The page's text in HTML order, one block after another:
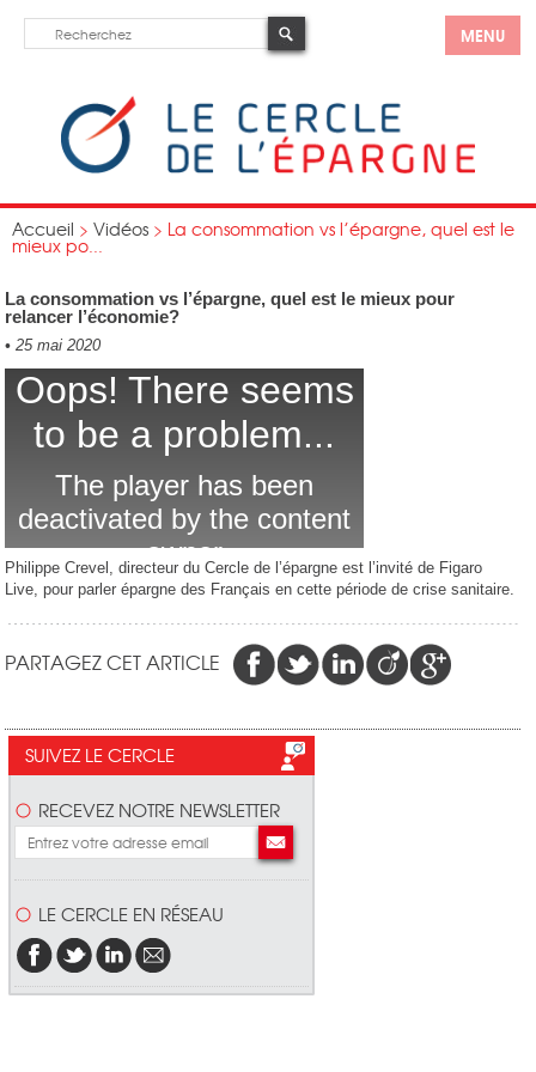
MENU
Accueil > Vidéos > La consommation vs l’épargne, quel est le
mieux po...
La consommation vs l’épargne, quel est le mieux pour
relancer l’économie?
• 25 mai 2020
Philippe Crevel, directeur du Cercle de l’épargne est l’invité de Figaro
Live, pour parler épargne des Français en cette période de crise sanitaire.
PARTAGEZ CET ARTICLE
SUIVEZ LE CERCLE
RECEVEZ NOTRE NEWSLETTER
LE CERCLE EN RÉSEAU